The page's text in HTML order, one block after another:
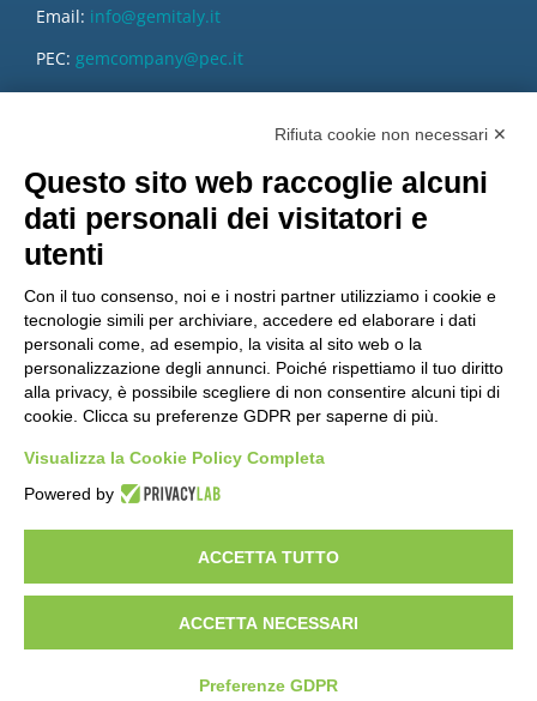
Email: info@gemitaly.it
PEC: gemcompany@pec.it
Copyright 2012 – 2025 Gem srl | All Rights Reserved – P.IVA
01544010463 | codice SDI A4707H7 |Privacy Policy
Le informazioni contenute in questo sito sono esclusivamente rivolte agli
operatori professionali del settore medico-veterinario sanitario
Rifiuta cookie non necessari ✕
Questo sito web raccoglie alcuni
dati personali dei visitatori e
utenti
Con il tuo consenso, noi e i nostri partner utilizziamo i cookie e
tecnologie simili per archiviare, accedere ed elaborare i dati
personali come, ad esempio, la visita al sito web o la
personalizzazione degli annunci. Poiché rispettiamo il tuo diritto
alla privacy, è possibile scegliere di non consentire alcuni tipi di
cookie. Clicca su preferenze GDPR per saperne di più.
Visualizza la Cookie Policy Completa
Powered by
ACCETTA TUTTO
ACCETTA NECESSARI
Preferenze GDPR